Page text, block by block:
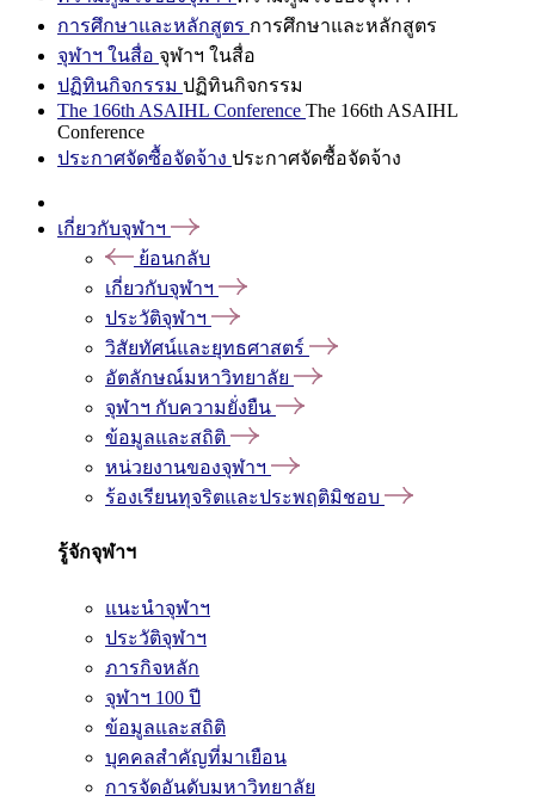
การศึกษาและหลักสูตร การศึกษาและหลักสูตร
จุฬาฯ ในสื่อ จุฬาฯ ในสื่อ
ปฏิทินกิจกรรม ปฏิทินกิจกรรม
The 166th ASAIHL Conference The 166th ASAIHL
Conference
ประกาศจัดซื้อจัดจ้าง ประกาศจัดซื้อจัดจ้าง
เกี่ยวกับจุฬาฯ
ย้อนกลับ
เกี่ยวกับจุฬาฯ
ประวัติจุฬาฯ
วิสัยทัศน์และยุทธศาสตร์
อัตลักษณ์มหาวิทยาลัย
จุฬาฯ กับความยั่งยืน
ข้อมูลและสถิติ
หน่วยงานของจุฬาฯ
ร้องเรียนทุจริตและประพฤติมิชอบ
รู้จักจุฬาฯ
แนะนำจุฬาฯ
ประวัติจุฬาฯ
ภารกิจหลัก
จุฬาฯ 100 ปี
ข้อมูลและสถิติ
บุคคลสำคัญที่มาเยือน
การจัดอันดับมหาวิทยาลัย